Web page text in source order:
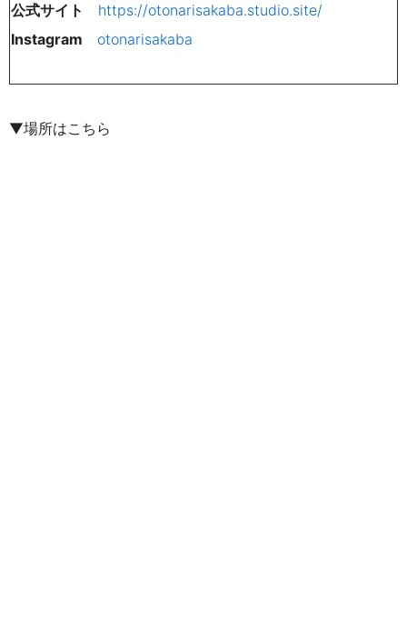
公式サイト
https://otonarisakaba.studio.site/
Instagram
otonarisakaba
▼場所はこちら